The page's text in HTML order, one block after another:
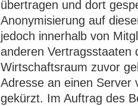
übertragen und dort
Anonymisierung auf
jedoch innerhalb von
anderen Vertragsstaaten
Wirtschaftsraum zuvor
Adresse an einen Server
gekürzt. Im Auftrag des